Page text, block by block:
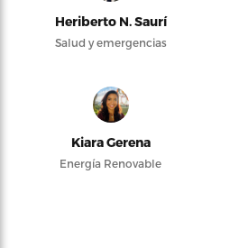
Heriberto N. Saurí
Salud y emergencias
Kiara Gerena
Energía Renovable